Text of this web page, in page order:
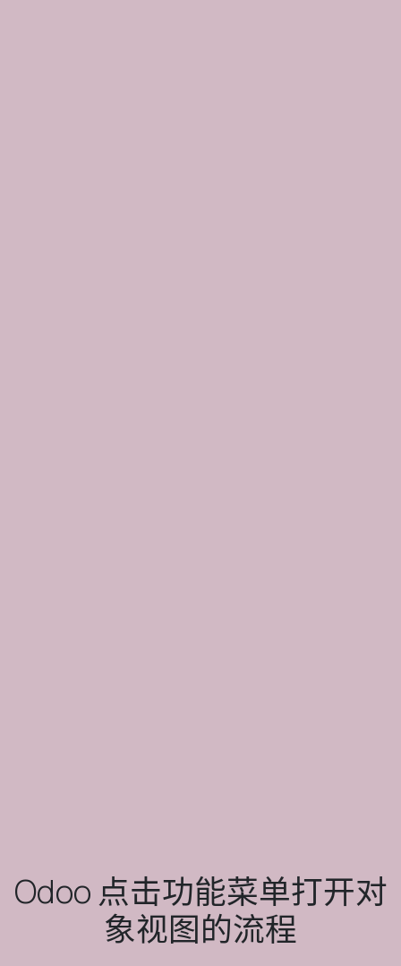
Odoo 点击功能菜单打开对
象视图的流程